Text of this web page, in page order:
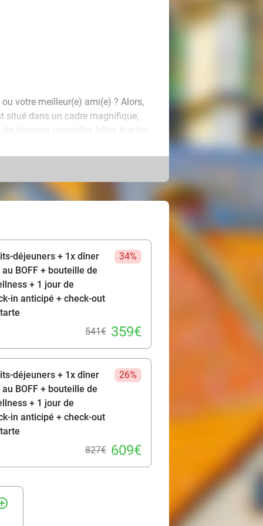
votre meilleur(e) ami(e) ? Alors,
situé dans un cadre magnifique,
réserves naturelles telles que les
comfort joliment décorée,
d'une TV à écran plat, du Wifi et
déjeuner buffet et savourez
? Vous bénéficierez alors
de vélos. Nous vous
déjeuners + 1x dîner
BOFF + bouteille de
+ 1 jour de
in anticipé + check-out
34%
541€ 359€
déjeuners + 1x dîner
BOFF + bouteille de
+ 1 jour de
in anticipé + check-out
26%
827€ 609€